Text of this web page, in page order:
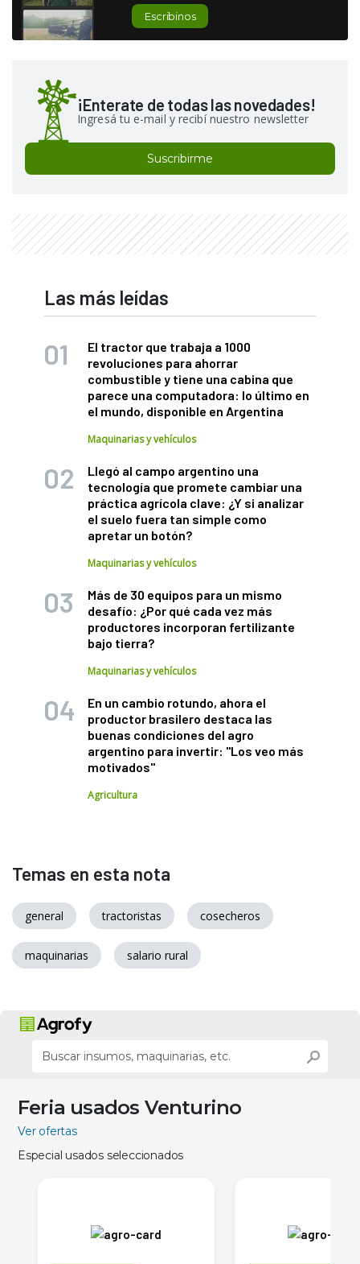
Escribinos
¡Enterate de todas las novedades!
Ingresá tu e-mail y recibí nuestro newsletter
Suscribirme
Las más leídas
El tractor que trabaja a 1000
revoluciones para ahorrar
combustible y tiene una cabina que
parece una computadora: lo último en
el mundo, disponible en Argentina
Maquinarias y vehículos
Llegó al campo argentino una
tecnología que promete cambiar una
práctica agrícola clave: ¿Y si analizar
el suelo fuera tan simple como
apretar un botón?
Maquinarias y vehículos
Más de 30 equipos para un mismo
desafío: ¿Por qué cada vez más
productores incorporan fertilizante
bajo tierra?
Maquinarias y vehículos
En un cambio rotundo, ahora el
productor brasilero destaca las
buenas condiciones del agro
argentino para invertir: "Los veo más
motivados"
Agricultura
Temas en esta nota
general tractoristas cosecheros
maquinarias salario rural
Feria usados Venturino
Ver ofertas
Especial usados seleccionados